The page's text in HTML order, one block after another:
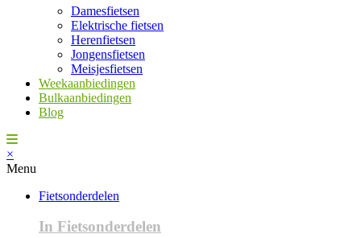
Damesfietsen
Elektrische fietsen
Herenfietsen
Jongensfietsen
Meisjesfietsen
Weekaanbiedingen
Bulkaanbiedingen
Blog
×
Menu
Fietsonderdelen
In Fietsonderdelen